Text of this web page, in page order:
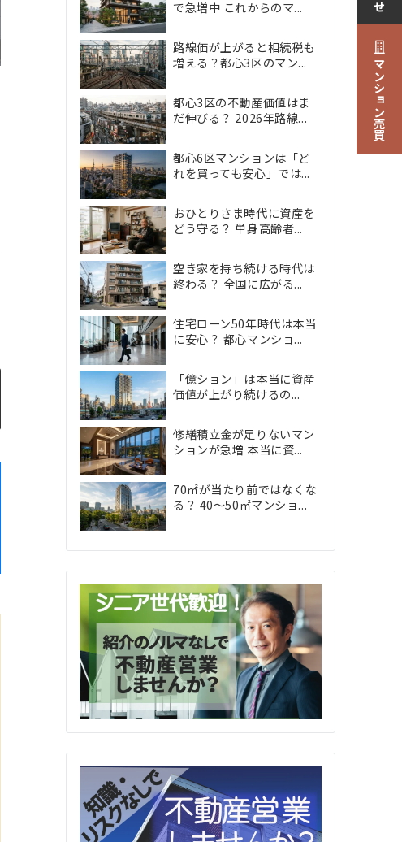
で急増中 これからのマ...
路線価が上がると相続税も
増える？都心3区のマン...
都心3区の不動産価値はま
だ伸びる？ 2026年路線...
都心6区マンションは「ど
れを買っても安心」では...
おひとりさま時代に資産を
どう守る？ 単身高齢者...
空き家を持ち続ける時代は
終わる？ 全国に広がる...
住宅ローン50年時代は本当
に安心？ 都心マンショ...
「億ション」は本当に資産
価値が上がり続けるの...
修繕積立金が足りないマン
ションが急増 本当に資...
70㎡が当たり前ではなくな
る？ 40〜50㎡マンショ...
マンション売買